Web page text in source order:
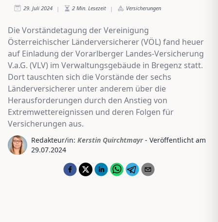
29. Juli 2024 | 2 Min. Lesezeit | Versicherungen
Die Vorständetagung der Vereinigung
Österreichischer Länderversicherer (VÖL) fand heuer
auf Einladung der Vorarlberger Landes-Versicherung
V.a.G. (VLV) im Verwaltungsgebäude in Bregenz statt.
Dort tauschten sich die Vorstände der sechs
Länderversicherer unter anderem über die
Herausforderungen durch den Anstieg von
Extremwettereignissen und deren Folgen für
Versicherungen aus.
Redakteur/in: Kerstin Quirchtmayr - Veröffentlicht am
29.07.2024